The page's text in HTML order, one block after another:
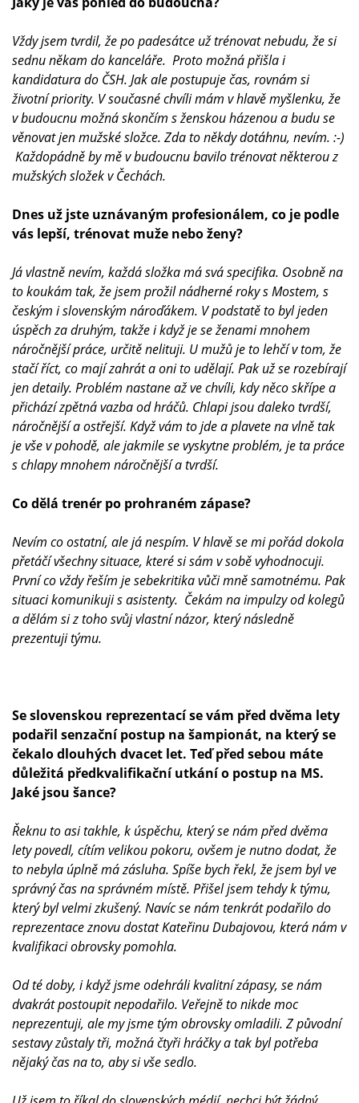
Vždy jsem tvrdil, že po padesátce už trénovat nebudu, že si
sednu někam do kanceláře. Proto možná přišla i
kandidatura do ČSH. Jak ale postupuje čas, rovnám si
životní priority. V současné chvíli mám v hlavě myšlenku, že
v budoucnu možná skončím s ženskou házenou a budu se
věnovat jen mužské složce. Zda to někdy dotáhnu, nevím. :-)
Každopádně by mě v budoucnu bavilo trénovat některou z
mužských složek v Čechách.
Dnes už jste uznávaným profesionálem, co je podle
vás lepší, trénovat muže nebo ženy?
Já vlastně nevím, každá složka má svá specifika. Osobně na
to koukám tak, že jsem prožil nádherné roky s Mostem, s
českým i slovenským nároďákem. V podstatě to byl jeden
úspěch za druhým, takže i když je se ženami mnohem
náročnější práce, určitě nelituji. U mužů je to lehčí v tom, že
stačí říct, co mají zahrát a oni to udělají. Pak už se rozebírají
jen detaily. Problém nastane až ve chvíli, kdy něco skřípe a
přichází zpětná vazba od hráčů. Chlapi jsou daleko tvrdší,
náročnější a ostřejší. Když vám to jde a plavete na vlně tak
je vše v pohodě, ale jakmile se vyskytne problém, je ta práce
s chlapy mnohem náročnější a tvrdší.
Co dělá trenér po prohraném zápase?
Nevím co ostatní, ale já nespím. V hlavě se mi pořád dokola
přetáčí všechny situace, které si sám v sobě vyhodnocuji.
První co vždy řeším je sebekritika vůči mně samotnému. Pak
situaci komunikuji s asistenty. Čekám na impulzy od kolegů
a dělám si z toho svůj vlastní názor, který následně
prezentuji týmu.
Se slovenskou reprezentací se vám před dvěma lety
podařil senzační postup na šampionát, na který se
čekalo dlouhých dvacet let. Teď před sebou máte
důležitá předkvalifikační utkání o postup na MS.
Jaké jsou šance?
Řeknu to asi takhle, k úspěchu, který se nám před dvěma
lety povedl, cítím velikou pokoru, ovšem je nutno dodat, že
to nebyla úplně má zásluha. Spíše bych řekl, že jsem byl ve
správný čas na správném místě. Přišel jsem tehdy k týmu,
který byl velmi zkušený. Navíc se nám tenkrát podařilo do
reprezentace znovu dostat Kateřinu Dubajovou, která nám v
kvalifikaci obrovsky pomohla.
Od té doby, i když jsme odehráli kvalitní zápasy, se nám
dvakrát postoupit nepodařilo. Veřejně to nikde moc
neprezentuji, ale my jsme tým obrovsky omladili. Z původní
sestavy zůstaly tři, možná čtyři hráčky a tak byl potřeba
nějaký čas na to, aby si vše sedlo.